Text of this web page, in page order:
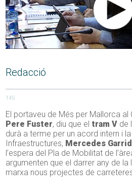
Redacció
145
El portaveu de Més per Mallorca al
Pere Fuster, diu que el tram V de
durà a terme per un acord intern i
Infraestructures, Mercedes
l’espera del Pla de Mobilitat de
argumenten que el darrer any de
marxa nous projectes de